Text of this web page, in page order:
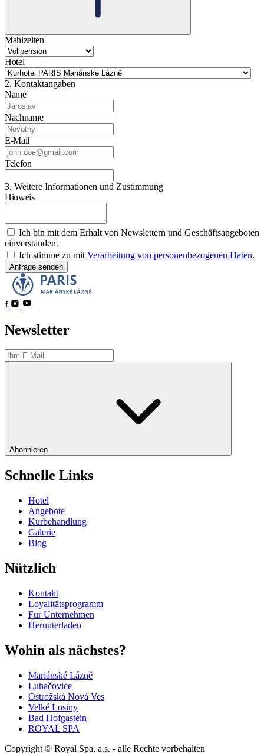
Mahlzeiten
Hotel
2. Kontaktangaben
Name
Nachname
E-Mail
Telefon
3. Weitere Informationen und Zustimmung
Hinweis
Ich bin mit dem Erhalt von Newslettern und Geschäftsangeboten
einverstanden.
Ich stimme zu mit Verarbeitung von personenbezogenen Daten.
Anfrage senden
Newsletter
Abonnieren
Schnelle Links
Hotel
Angebote
Kurbehandlung
Galerie
Blog
Nützlich
Kontakt
Loyalitätsprogramm
Für Unternehmen
Herunterladen
Wohin als nächstes?
Mariánské Lázně
Luhačovice
Ostrožská Nová Ves
Velké Losiny
Bad Hofgastein
ROYAL SPA
Copyright © Royal Spa, a.s. - alle Rechte vorbehalten